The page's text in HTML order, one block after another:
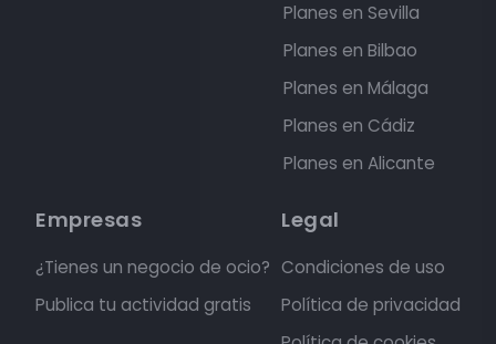
Planes en Sevilla
Planes en Bilbao
Planes en Málaga
Planes en Cádiz
Planes en Alicante
Empresas
¿Tienes un negocio de ocio?
Publica tu actividad gratis
Legal
Condiciones de uso
Política de privacidad